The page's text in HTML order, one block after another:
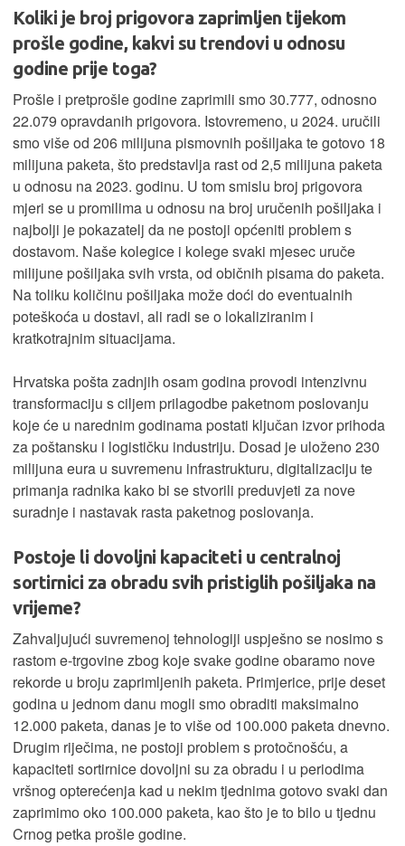
Koliki je broj prigovora zaprimljen tijekom
prošle godine, kakvi su trendovi u odnosu
godine prije toga?
Prošle i pretprošle godine zaprimili smo 30.777, odnosno
22.079 opravdanih prigovora. Istovremeno, u 2024. uručili
smo više od 206 milijuna pismovnih pošiljaka te gotovo 18
milijuna paketa, što predstavlja rast od 2,5 milijuna paketa
u odnosu na 2023. godinu. U tom smislu broj prigovora
mjeri se u promilima u odnosu na broj uručenih pošiljaka i
najbolji je pokazatelj da ne postoji općeniti problem s
dostavom. Naše kolegice i kolege svaki mjesec uruče
milijune pošiljaka svih vrsta, od običnih pisama do paketa.
Na toliku količinu pošiljaka može doći do eventualnih
poteškoća u dostavi, ali radi se o lokaliziranim i
kratkotrajnim situacijama.
Hrvatska pošta zadnjih osam godina provodi intenzivnu
transformaciju s ciljem prilagodbe paketnom poslovanju
koje će u narednim godinama postati ključan izvor prihoda
za poštansku i logističku industriju. Dosad je uloženo 230
milijuna eura u suvremenu infrastrukturu, digitalizaciju te
primanja radnika kako bi se stvorili preduvjeti za nove
suradnje i nastavak rasta paketnog poslovanja.
Postoje li dovoljni kapaciteti u centralnoj
sortirnici za obradu svih pristiglih pošiljaka na
vrijeme?
Zahvaljujući suvremenoj tehnologiji uspješno se nosimo s
rastom e-trgovine zbog koje svake godine obaramo nove
rekorde u broju zaprimljenih paketa. Primjerice, prije deset
godina u jednom danu mogli smo obraditi maksimalno
12.000 paketa, danas je to više od 100.000 paketa dnevno.
Drugim riječima, ne postoji problem s protočnošću, a
kapaciteti sortirnice dovoljni su za obradu i u periodima
vršnog opterećenja kad u nekim tjednima gotovo svaki dan
zaprimimo oko 100.000 paketa, kao što je to bilo u tjednu
Crnog petka prošle godine.